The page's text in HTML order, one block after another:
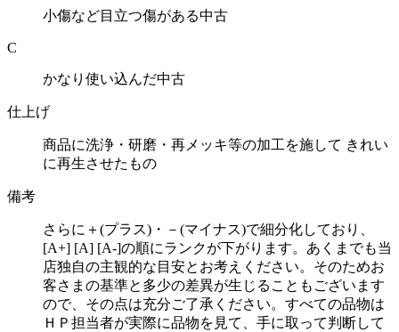
小傷など目立つ傷がある中古
C
かなり使い込んだ中古
仕上げ
商品に洗浄・研磨・再メッキ等の加工を施して きれい
に再生させたもの
備考
さらに＋(プラス)・－(マイナス)で細分化しており、
[A+] [A] [A-]の順にランクが下がります。あくまでも当
店独自の主観的な目安とお考えください。そのためお
客さまの基準と多少の差異が生じることもございます
ので、その点は充分ご了承ください。すべての品物は
ＨＰ担当者が実際に品物を見て、手に取って判断して